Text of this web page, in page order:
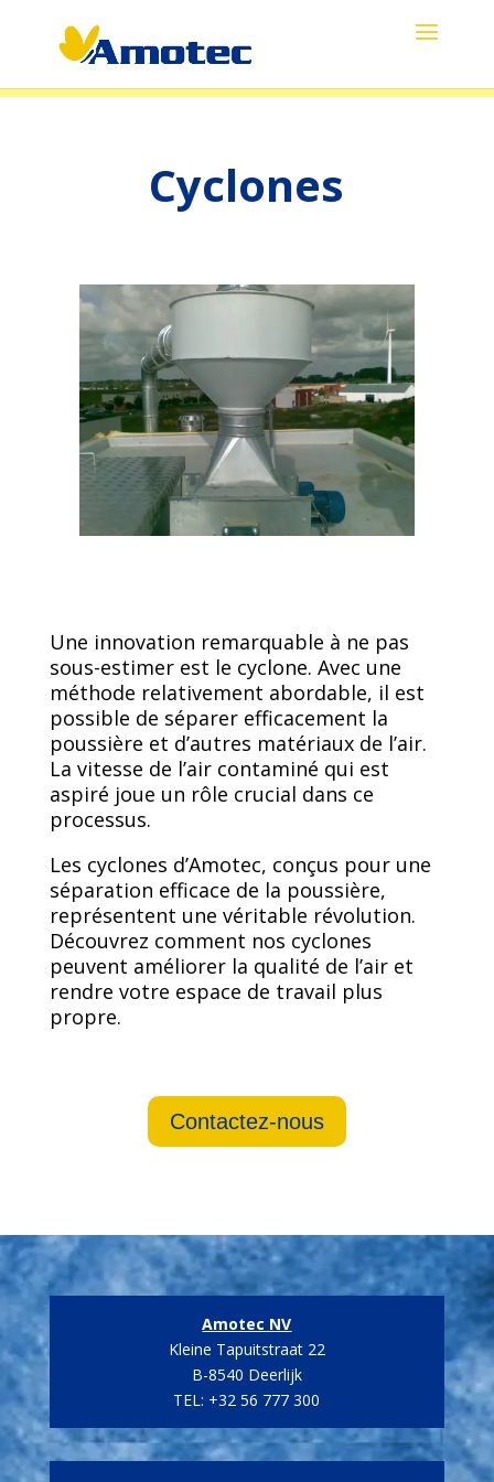
Cyclones
Une innovation remarquable à ne pas
sous-estimer est le cyclone. Avec une
méthode relativement abordable, il est
possible de séparer efficacement la
poussière et d’autres matériaux de l’air.
La vitesse de l’air contaminé qui est
aspiré joue un rôle crucial dans ce
processus.
Les cyclones d’Amotec, conçus pour une
séparation efficace de la poussière,
représentent une véritable révolution.
Découvrez comment nos cyclones
peuvent améliorer la qualité de l’air et
rendre votre espace de travail plus
propre.
Contactez-nous
Amotec NV
Kleine Tapuitstraat 22
B-8540 Deerlijk
TEL: +32 56 777 300